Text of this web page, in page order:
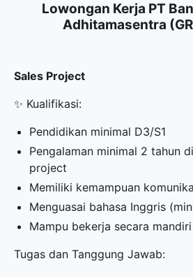
Lowongan Kerja PT
Adhitamasentra
Sales Project
✨ Kualifikasi:
Pendidikan minimal D3/S1
Pengalaman minimal 2 tahun
project
Memiliki kemampuan
Menguasai bahasa Inggris
Mampu bekerja secara
Tugas dan Tanggung Jawab: